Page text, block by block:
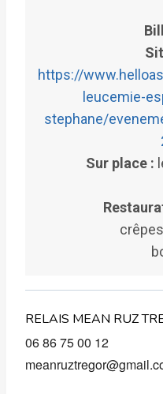
https://
leucemie-
stephane/
Sur place :
RELAIS MEAN RUZ
06 86 75 00 12